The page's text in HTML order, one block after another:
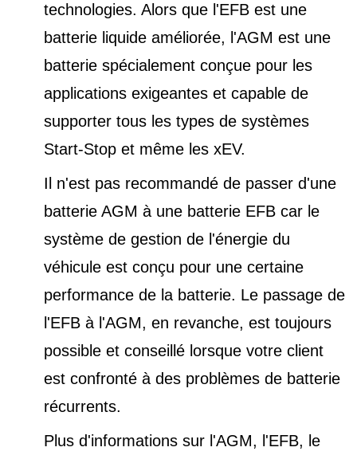
technologies. Alors que l'EFB est une
batterie liquide améliorée, l'AGM est une
batterie spécialement conçue pour les
applications exigeantes et capable de
supporter tous les types de systèmes
Start-Stop et même les xEV.
Il n'est pas recommandé de passer d'une
batterie AGM à une batterie EFB car le
système de gestion de l'énergie du
véhicule est conçu pour une certaine
performance de la batterie. Le passage de
l'EFB à l'AGM, en revanche, est toujours
possible et conseillé lorsque votre client
est confronté à des problèmes de batterie
récurrents.
Plus d'informations sur l'AGM, l'EFB, le